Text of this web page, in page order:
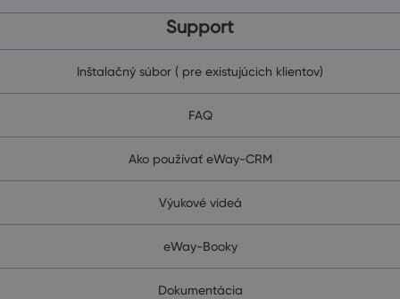
Support
Inštalačný súbor ( pre existujúcich klientov)
FAQ
Ako používať eWay-CRM
Výukové videá
eWay-Booky
Dokumentácia